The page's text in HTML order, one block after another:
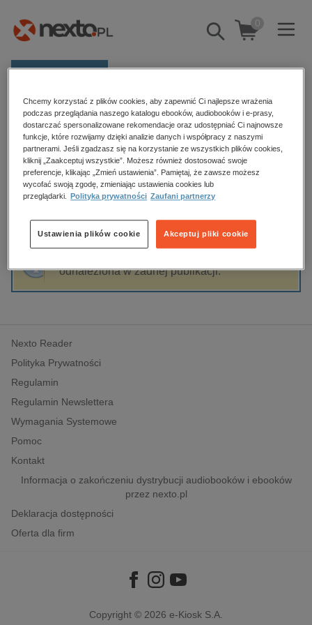
Pokaż/schowaj
wyszukiwarkę
0
Kategorie
Zobacz wszystkie E-prasa
budownictwo, aranżacja wnętrz
biznesowe, branżowe, gospodarka
dzienniki
edukacja
hobby, sport, rozrywka
komputery, internet, technologie, informatyka
polityka, społeczno-informacyjne
psychologiczne
inne
popularno-naukowe
historia
Strona główna Franciszek M. Piątkowski
Franciszek M. Piątkowski
Sortowanie Filtrowanie
odnaleziona w żadnej publikacji.
Nexto Reader
Polityka Prywatności
Regulamin
Regulamin Newslettera
Wymagania Systemowe
Pomoc
Kontakt
Informacja o zakończeniu dystrybucji audiobooków i ebooków
przez nexto.pl
Deklaracja dostępności
Oferta dla firm
Copyright © 2026 e-Kiosk S.A.
Chcemy korzystać z plików cookies, aby zapewnić Ci najlepsze wrażenia
podczas przeglądania naszego katalogu ebooków, audiobooków i e-prasy,
dostarczać spersonalizowane rekomendacje oraz udostępniać Ci najnowsze
funkcje, które rozwijamy dzięki analizie danych i współpracy z naszymi
partnerami. Jeśli zgadzasz się na korzystanie ze wszystkich plików cookies,
kliknij „Zaakceptuj wszystkie”. Możesz również dostosować swoje
preferencje, klikając „Zmień ustawienia”. Pamiętaj, że zawsze możesz
wycofać swoją zgodę, zmieniając ustawienia cookies lub
przeglądarki.
Polityka prywatności Zaufani partnerzy
Akceptuj pliki cookie
Ustawienia plików cookie